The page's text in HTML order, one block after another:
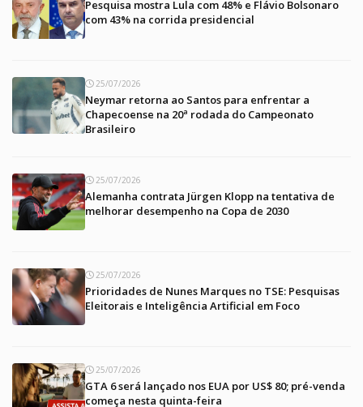
Pesquisa mostra Lula com 48% e Flávio Bolsonaro
com 43% na corrida presidencial
25/07/2026
Neymar retorna ao Santos para enfrentar a
Chapecoense na 20ª rodada do Campeonato
Brasileiro
25/07/2026
Alemanha contrata Jürgen Klopp na tentativa de
melhorar desempenho na Copa de 2030
25/07/2026
Prioridades de Nunes Marques no TSE: Pesquisas
Eleitorais e Inteligência Artificial em Foco
25/07/2026
GTA 6 será lançado nos EUA por US$ 80; pré-venda
começa nesta quinta-feira